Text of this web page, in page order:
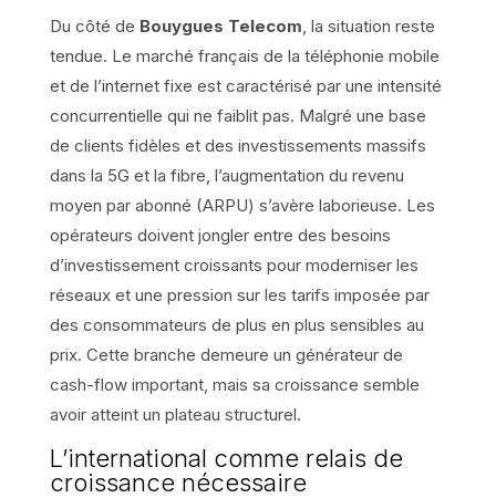
Du côté de Bouygues Telecom , la situation reste
tendue. Le marché français de la téléphonie mobile
et de l’internet fixe est caractérisé par une intensité
concurrentielle qui ne faiblit pas. Malgré une base
de clients fidèles et des investissements massifs
dans la 5G et la fibre, l’augmentation du revenu
moyen par abonné (ARPU) s’avère laborieuse. Les
opérateurs doivent jongler entre des besoins
d’investissement croissants pour moderniser les
réseaux et une pression sur les tarifs imposée par
des consommateurs de plus en plus sensibles au
prix. Cette branche demeure un générateur de
cash-flow important, mais sa croissance semble
avoir atteint un plateau structurel.
L’international comme relais de
croissance nécessaire